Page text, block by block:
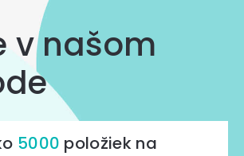
v našom
5000 položiek na